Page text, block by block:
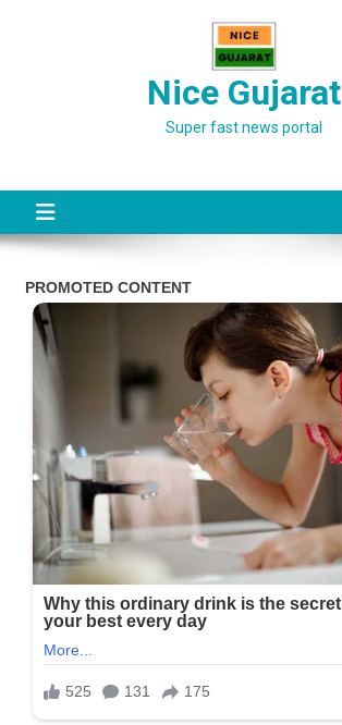
Nice Gujarat
Super fast news portal